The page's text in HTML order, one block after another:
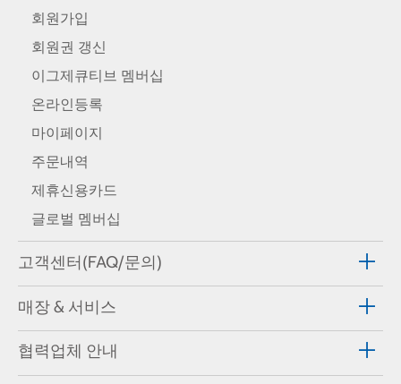
회원가입
회원권 갱신
이그제큐티브 멤버십
온라인등록
마이페이지
주문내역
제휴신용카드
글로벌 멤버십
고객센터(FAQ/문의)
매장 & 서비스
협력업체 안내